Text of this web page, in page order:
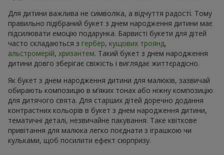
Для дитини важлива не символіка, а відчуття радості. Тому
правильно підібраний букет з днем народження дитини має
підсилювати емоцію подарунка. Барвисті букети для дітей
часто складаються з гербер, кущових троянд,
альстромерій, хризантем. Такий букет з днем народження
дитини довго зберігає свіжість і виглядає життєрадісно.
Як букет з днем народження дитини для малюків, зазвичай
обирають композицію в м’яких тонах або ніжну композицію
для дитячого свята. Для старших дітей доречно додання
контрастних кольорів в букет з днем народження дитини,
тематичні деталі, незвичайне пакування. Таке квіткове
привітання для малюка легко поєднати з іграшкою чи
кульками, щоб посилити ефект сюрпризу.